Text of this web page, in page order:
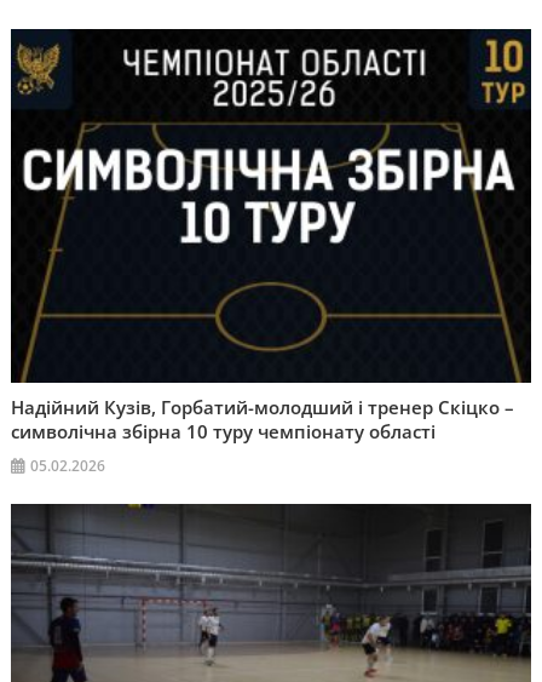
Надійний Кузів, Горбатий-молодший і тренер Скіцко –
символічна збірна 10 туру чемпіонату області
05.02.2026